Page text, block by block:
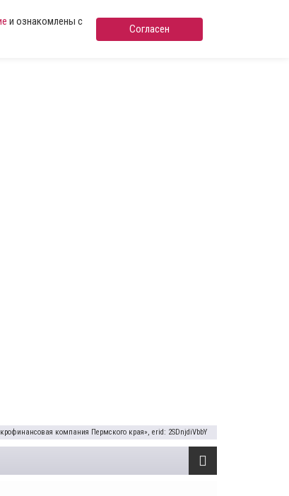
и ознакомлены с
Согласен
компания Пермского края», erid: 2SDnjdiVbbY